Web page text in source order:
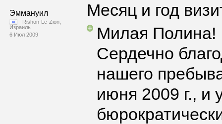
Эммануил
Rishon-Le-Zion,
Израиль
6 Июл 2009
Месяц и год
Милая Полина!
Сердечно
нашего
июня 2009 г., и